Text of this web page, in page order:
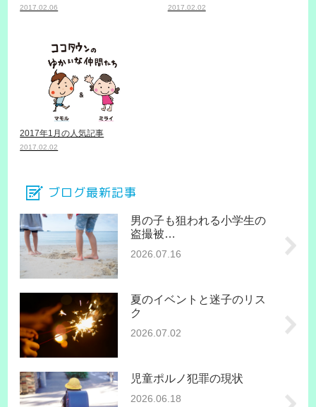
2017.02.06 2017.02.02
2017年1月の人気記事
2017.02.02
ブログ最新記事
男の子も狙われる小学生の
盗撮被…
2026.07.16
夏のイベントと迷子のリス
ク
2026.07.02
児童ポルノ犯罪の現状
2026.06.18